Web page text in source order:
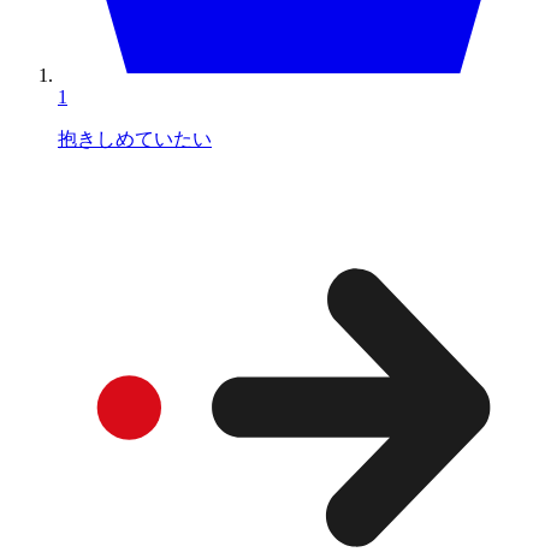
1
抱きしめていたい